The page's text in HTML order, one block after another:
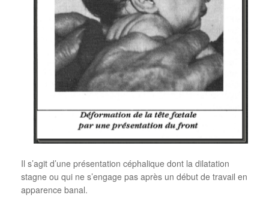
Il s’agit d’une présentation céphalique dont la dilatation
stagne ou qui ne s’engage pas après un début de travail en
apparence banal.